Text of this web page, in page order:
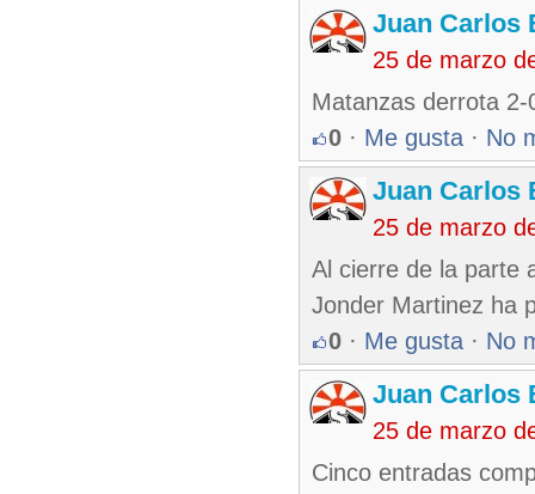
Juan Carlos
25 de marzo
Matanzas derrota
0 · Me gusta · No
Juan Carlos
25 de marzo
Al cierre de la parte
Jonder Martinez ha
0 · Me gusta · No
Juan Carlos
25 de marzo
Cinco entradas